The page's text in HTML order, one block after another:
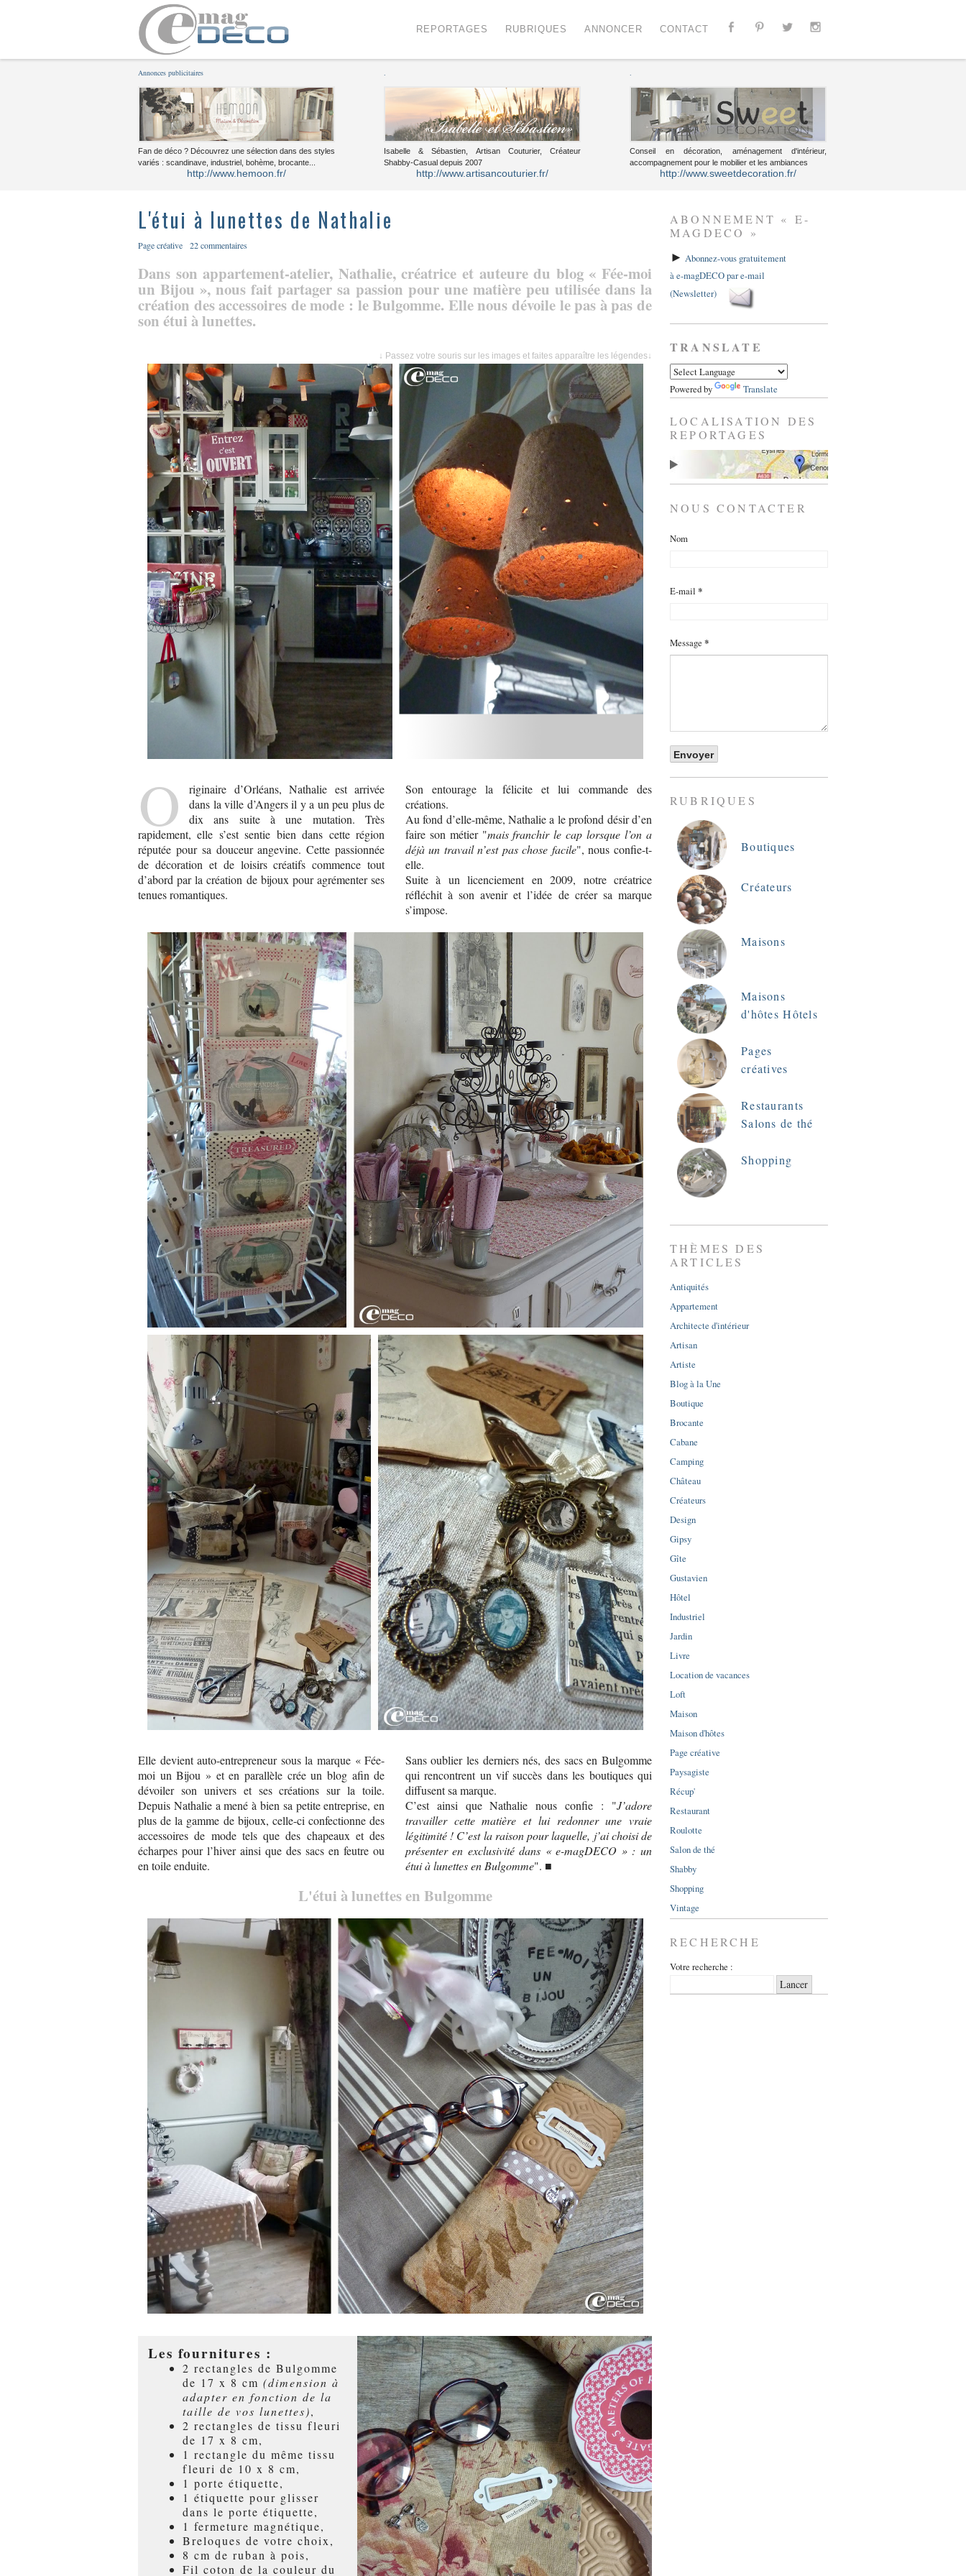
REPORTAGES RUBRIQUES ANNONCER CONTACT
Annonces publicitaires
Fan de déco ? Découvrez une sélection dans des styles
variés : scandinave, industriel, bohème, brocante...
http://www.hemoon.fr/
Isabelle & Sébastien, Artisan Couturier, Créateur
Shabby-Casual depuis 2007
http://www.artisancouturier.fr/
Conseil en décoration, aménagement d'intérieur,
accompagnement pour le mobilier et les ambiances
http://www.sweetdecoration.fr/
L'étui à lunettes de Nathalie
Page créative 22 commentaires
Dans son appartement-atelier, Nathalie, créatrice et auteure du blog « Fée-moi
un Bijou », nous fait partager sa passion pour une matière peu utilisée dans la
création des accessoires de mode : le Bulgomme. Elle nous dévoile le pas à pas de
son étui à lunettes.
↓ Passez votre souris sur les images et faites apparaître les légendes↓
O
riginaire d’Orléans, Nathalie est arrivée
dans la ville d’Angers il y a un peu plus de
dix ans suite à une mutation. Très
rapidement, elle s’est sentie bien dans cette région
réputée pour sa douceur angevine. Cette passionnée
de décoration et de loisirs créatifs commence tout
d’abord par la création de bijoux pour agrémenter ses
tenues romantiques.
Son entourage la félicite et lui commande des
créations.
Au fond d’elle-même, Nathalie a le profond désir d’en
faire son métier "mais franchir le cap lorsque l’on a
déjà un travail n’est pas chose facile", nous confie-t-
elle.
Suite à un licenciement en 2009, notre créatrice
réfléchit à son avenir et l’idée de créer sa marque
s’impose.
Elle devient auto-entrepreneur sous la marque « Fée-
moi un Bijou » et en parallèle crée un blog afin de
dévoiler son univers et ses créations sur la toile.
Depuis Nathalie a mené à bien sa petite entreprise, en
plus de la gamme de bijoux, celle-ci confectionne des
accessoires de mode tels que des chapeaux et des
écharpes pour l’hiver ainsi que des sacs en feutre ou
en toile enduite.
Sans oublier les derniers nés, des sacs en Bulgomme
qui rencontrent un vif succès dans les boutiques qui
diffusent sa marque.
C’est ainsi que Nathalie nous confie : "J’adore
travailler cette matière et lui redonner une vraie
légitimité ! C’est la raison pour laquelle, j’ai choisi de
présenter en exclusivité dans « e-magDECO » : un
étui à lunettes en Bulgomme". ■
L'étui à lunettes en Bulgomme
Les fournitures :
2 rectangles de Bulgomme
de 17 x 8 cm (dimension à
adapter en fonction de la
taille de vos lunettes),
2 rectangles de tissu fleuri
de 17 x 8 cm,
1 rectangle du même tissu
fleuri de 10 x 8 cm,
1 porte étiquette,
1 étiquette pour glisser
dans le porte étiquette,
1 fermeture magnétique,
Breloques de votre choix,
8 cm de ruban à pois,
Fil coton de la couleur du
ABONNEMENT « E-
MAGDECO »
► Abonnez-vous gratuitement
à e-magDECO par e-mail
(Newsletter)
TRANSLATE
Powered by Translate
LOCALISATION DES
REPORTAGES
NOUS CONTACTER
Nom
E-mail *
Message *
RUBRIQUES
Boutiques
Créateurs
Maisons
Maisons
d'hôtes Hôtels
Pages
créatives
Restaurants
Salons de thé
Shopping
THÈMES DES
ARTICLES
Antiquités
Appartement
Architecte d'intérieur
Artisan
Artiste
Blog à la Une
Boutique
Brocante
Cabane
Camping
Château
Créateurs
Design
Gipsy
Gîte
Gustavien
Hôtel
Industriel
Jardin
Livre
Location de vacances
Loft
Maison
Maison d'hôtes
Page créative
Paysagiste
Récup'
Restaurant
Roulotte
Salon de thé
Shabby
Shopping
Vintage
RECHERCHE
Votre recherche :